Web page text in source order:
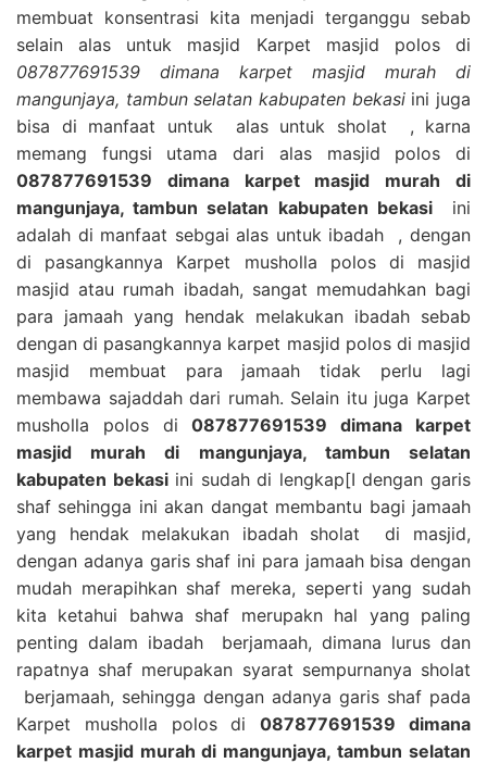
membuat konsentrasi kita menjadi terganggu sebab
selain alas untuk masjid Karpet masjid polos di
087877691539 dimana karpet masjid murah di
mangunjaya, tambun selatan kabupaten bekasiini juga
bisa di manfaat untuk alas untuk sholat , karna
memang fungsi utama dari alas masjid polos di
087877691539 dimana karpet masjid murah di
mangunjaya, tambun selatan kabupaten bekasiini
adalah di manfaat sebgai alas untuk ibadah , dengan
di pasangkannya Karpet musholla polos di masjid
masjid atau rumah ibadah, sangat memudahkan bagi
para jamaah yang hendak melakukan ibadah sebab
dengan di pasangkannya karpet masjid polos di masjid
masjid membuat para jamaah tidak perlu lagi
membawa sajaddah dari rumah. Selain itu juga Karpet
musholla polos di087877691539 dimana karpet
masjid murah di mangunjaya, tambun selatan
kabupaten bekasiini sudah di lengkap[I dengan garis
shaf sehingga ini akan dangat membantu bagi jamaah
yang hendak melakukan ibadah sholat di masjid,
dengan adanya garis shaf ini para jamaah bisa dengan
mudah merapihkan shaf mereka, seperti yang sudah
kita ketahui bahwa shaf merupakn hal yang paling
penting dalam ibadah berjamaah, dimana lurus dan
rapatnya shaf merupakan syarat sempurnanya sholat
berjamaah, sehingga dengan adanya garis shaf pada
Karpet musholla polos di087877691539 dimana
karpet masjid murah di mangunjaya, tambun selatan